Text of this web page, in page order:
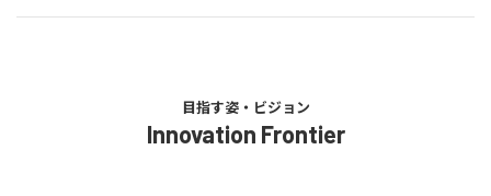
目指す姿・ビジョン
Innovation Frontier